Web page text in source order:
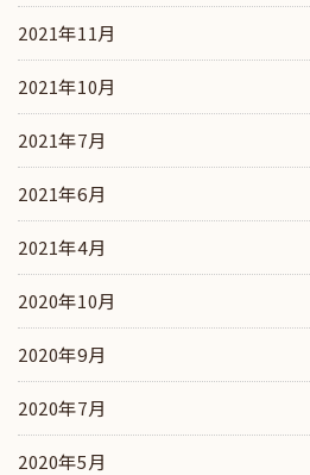
2021年11月
2021年10月
2021年7月
2021年6月
2021年4月
2020年10月
2020年9月
2020年7月
2020年5月